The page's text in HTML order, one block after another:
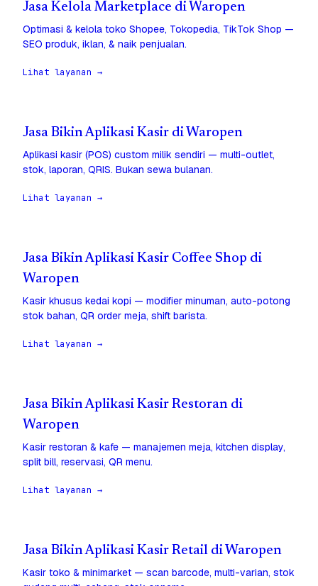
Jasa Kelola Marketplace di Waropen
Optimasi & kelola toko Shopee, Tokopedia, TikTok Shop —
SEO produk, iklan, & naik penjualan.
Lihat layanan →
Jasa Bikin Aplikasi Kasir di Waropen
Aplikasi kasir (POS) custom milik sendiri — multi-outlet,
stok, laporan, QRIS. Bukan sewa bulanan.
Lihat layanan →
Jasa Bikin Aplikasi Kasir Coffee Shop di
Waropen
Kasir khusus kedai kopi — modifier minuman, auto-potong
stok bahan, QR order meja, shift barista.
Lihat layanan →
Jasa Bikin Aplikasi Kasir Restoran di
Waropen
Kasir restoran & kafe — manajemen meja, kitchen display,
split bill, reservasi, QR menu.
Lihat layanan →
Jasa Bikin Aplikasi Kasir Retail di Waropen
Kasir toko & minimarket — scan barcode, multi-varian, stok